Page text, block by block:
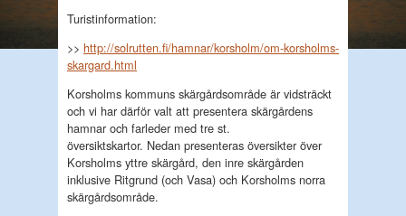
Turistinformation:
>> http://solrutten.fi/hamnar/korsholm/om-korsholms-
skargard.html
Korsholms kommuns skärgårdsområde är vidsträckt
och vi har därför valt att presentera skärgårdens
hamnar och farleder med tre st.
översiktskartor. Nedan presenteras översikter över
Korsholms yttre skärgård, den inre skärgården
inklusive Ritgrund (och Vasa) och Korsholms norra
skärgårdsområde.